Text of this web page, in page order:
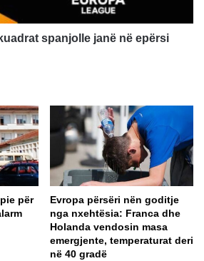
spanjolle janë në epërsi
për
Evropa përsëri nën goditje
nga nxehtësia: Franca dhe
Holanda vendosin masa
emergjente, temperaturat deri
në 40 gradë